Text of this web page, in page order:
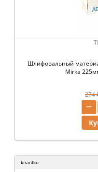
Шлифовальный
Mirka
274
−
knaufku